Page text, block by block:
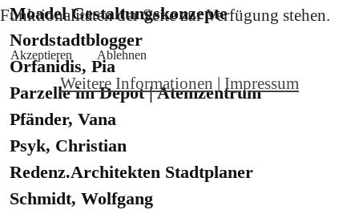
Moadel Gestaltungskonzepte
Nordstadtblogger
Orfanidis, Pia
Parzelle im Depot | Atemzentrum
Pfänder, Vana
Psyk, Christian
Redenz.Architekten Stadtplaner
Schmidt, Wolfgang
Funktionalitäten der Seite zur Verfügung stehen.
Akzeptieren Ablehnen
Weitere Informationen | Impressum